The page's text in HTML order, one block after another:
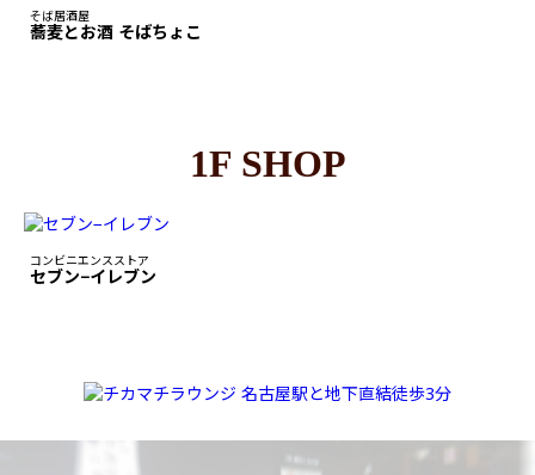
そば居酒屋
蕎麦とお酒 そばちょこ
1F SHOP
コンビニエンスストア
セブン−イレブン